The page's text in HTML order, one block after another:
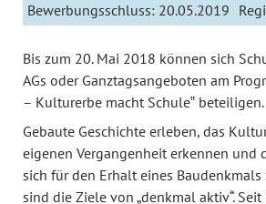
Bewerbungsschluss: 20.05.2019
Bis zum 20. Mai 2018 können sich
AGs oder Ganztagsangeboten am
– Kulturerbe macht Schule‟ beteiligen.
Gebaute Geschichte erleben, das
eigenen Vergangenheit erkennen und
sich für den Erhalt eines
sind die Ziele von „denkmal aktiv“.